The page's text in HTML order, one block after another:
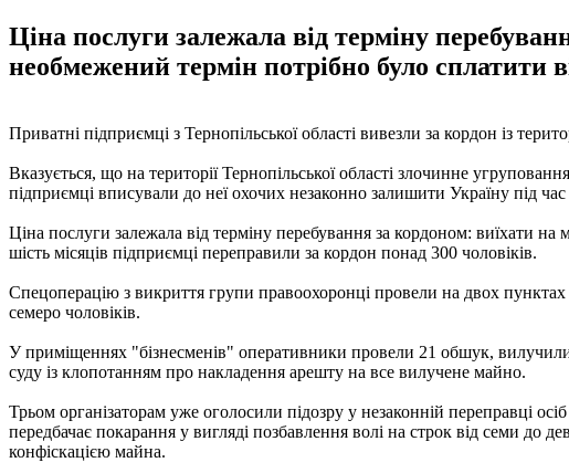
Ціна послуги залежала від терміну
необмежений термін потрібно було сплатити
Приватні підприємці з Тернопільської області вивезли за кордон із
Вказується, що на території Тернопільської області злочинне
підприємці вписували до неї охочих незаконно залишити Україну під час
Ціна послуги залежала від терміну перебування за кордоном: виїхати
шість місяців підприємці переправили за кордон понад 300 чоловіків.
Спецоперацію з викриття групи правоохоронці провели на двох
семеро чоловіків.
У приміщеннях "бізнесменів" оперативники провели 21 обшук, вилучили
суду із клопотанням про накладення арешту на все вилучене майно.
Трьом організаторам уже оголосили підозру у незаконній переправці
передбачає покарання у вигляді позбавлення волі на строк від семи до
конфіскацією майна.